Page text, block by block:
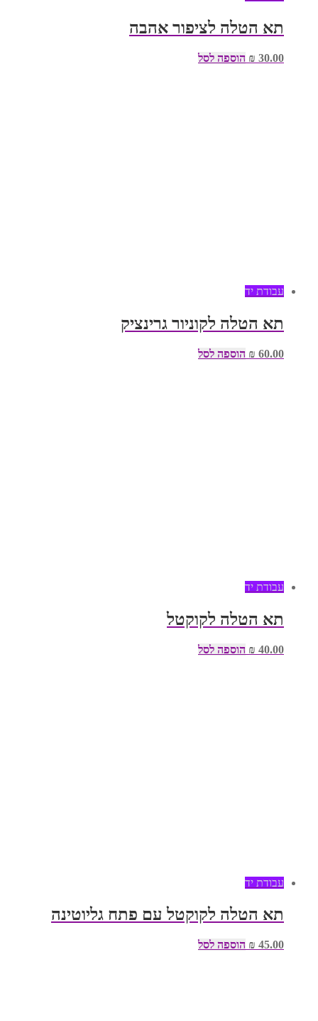
תא הטלה לציפור אהבה
₪ 30.00 הוספה לסל
עבודת יד
תא הטלה לקוניור גרינציק
₪ 60.00 הוספה לסל
עבודת יד
תא הטלה לקוקטל
₪ 40.00 הוספה לסל
עבודת יד
תא הטלה לקוקטל עם פתח גליוטינה
₪ 45.00 הוספה לסל